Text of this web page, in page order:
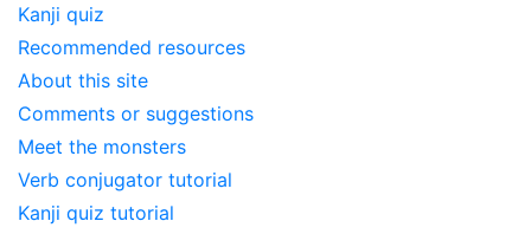
Kanji quiz
Recommended resources
About this site
Comments or suggestions
Meet the monsters
Verb conjugator tutorial
Kanji quiz tutorial